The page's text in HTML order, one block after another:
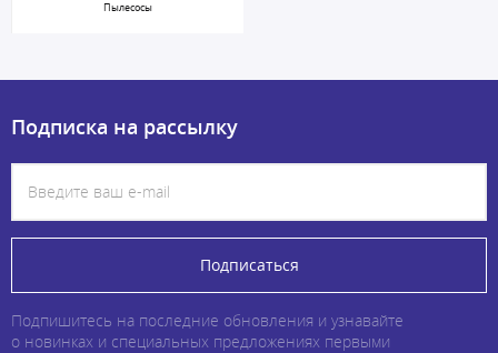
Пылесосы
Подписка на рассылку
Подписаться
Подпишитесь на последние обновления и узнавайте
о новинках и специальных предложениях первыми